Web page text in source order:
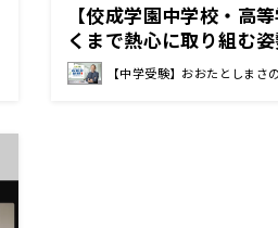
【佼成学園中学校・高
くまで熱心に取り組む
る」大切さ 青木 謙介
【中学受験】おおたとしまさ